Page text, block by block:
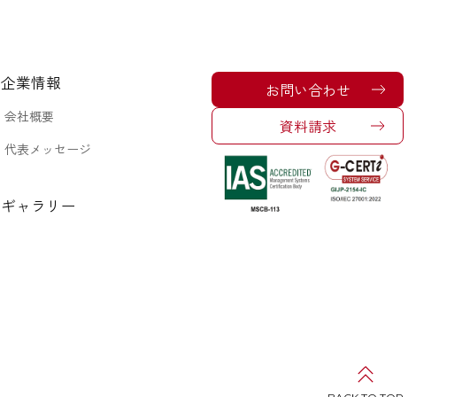
企業情報
会社概要
代表メッセージ
ギャラリー
お問い合わせ
資料請求